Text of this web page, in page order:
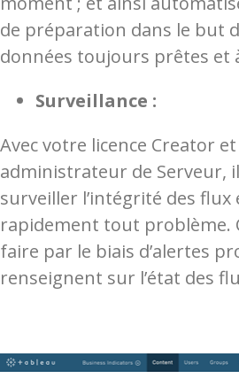
de préparation dans le but
données toujours prêtes et
Surveillance :
Avec votre licence Creator et
administrateur de Serveur,
surveiller l’intégrité des
rapidement tout problème.
faire par le biais d’alertes
renseignent sur l’état des